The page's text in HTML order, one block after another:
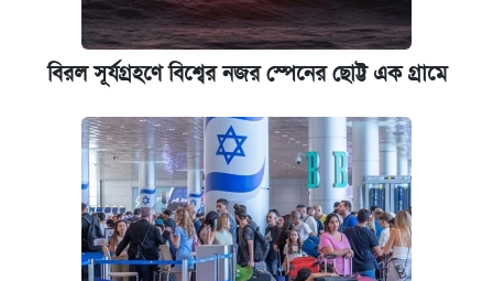
বিরল সূর্যগ্রহণে বিশ্বের নজর স্পেনের ছোট্ট এক গ্রামে